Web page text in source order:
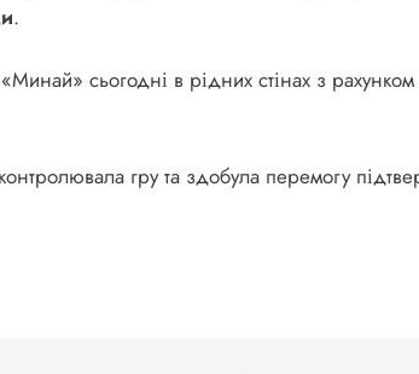
.
сьогодні в рідних стінах з
гру та здобула перемогу